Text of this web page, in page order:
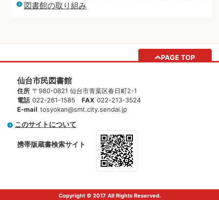
図書館の取り組み
PAGE TOP
仙台市民図書館
住所 〒980-0821 仙台市青葉区春日町2-1
電話 022-261-1585 FAX 022-213-3524
E-mail tosyokan@smt.city.sendai.jp
このサイトについて
携帯版蔵書検索サイト
Copyright © 2017 All Rights Reserved.